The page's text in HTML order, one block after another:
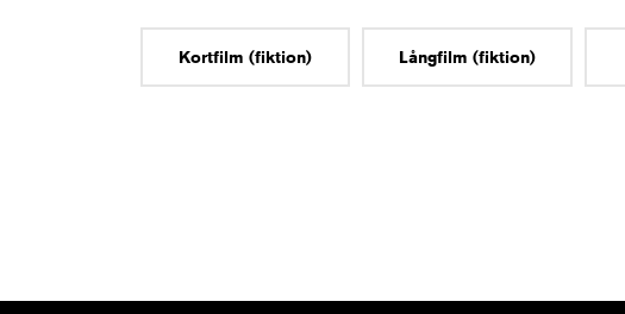
Kortfilm (fiktion) Långfilm (fiktion)